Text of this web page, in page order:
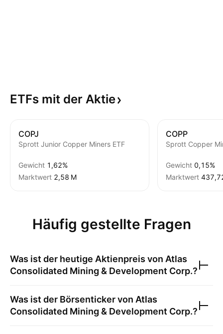
ETFs mit der Aktie
COPJ
Sprott Junior Copper Miners ETF
Gewicht 1,62%
Marktwert ‪2,58 M‬
COPP
Sprott Copper
Gewicht 0,15%
Marktwert
Häufig gestellte Fragen
Was ist der heutige Aktienpreis von Atlas
Consolidated Mining & Development Corp.?
Was ist der Börsenticker von Atlas
Consolidated Mining & Development Corp.?